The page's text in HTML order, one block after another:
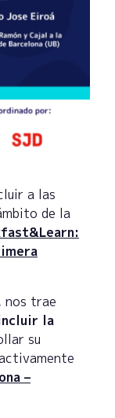
a las
de la
nos trae
la
su
–